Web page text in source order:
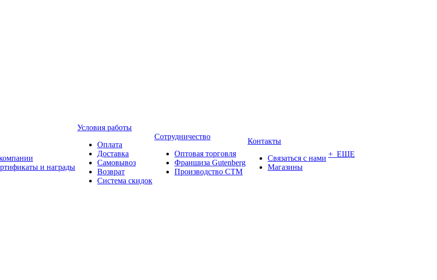
и награды
Условия работы
Оплата
Доставка
Самовывоз
Возврат
Система скидок
Сотрудничество
Оптовая торговля
Франшиза Gutenberg
Производство СТМ
Контакты
Связаться с нами
Магазины
+ ЕЩЕ